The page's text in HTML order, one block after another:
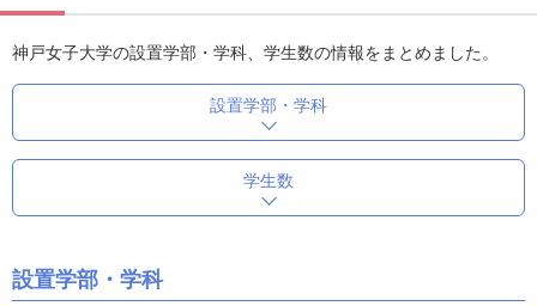
神戸女子大学の設置学部・学科、学生数の情報をまとめました。
設置学部・学科
学生数
設置学部・学科